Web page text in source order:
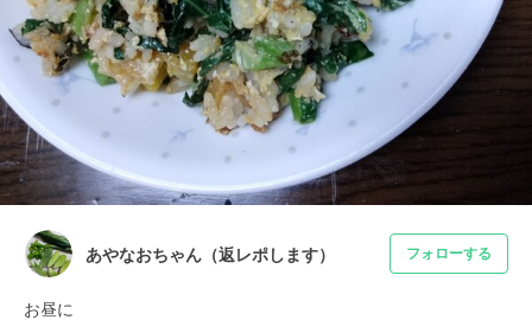
あやなおちゃん（返レポします） フォローする
お昼に